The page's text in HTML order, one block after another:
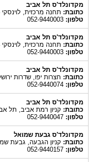
מקדונלד'ס תל אביב
כתובת:תחנה מרכזית, לוינסקי 108, תל אביב
טלפון:052-9440003
מקדונלד'ס תל אביב
כתובת:תחנה מרכזית, לוינסקי 108, תל אביב
טלפון:052-9440003
מקדונלד'ס תל אביב
כתובת:חצרות יפו, שדרות ירושלים 15, תל
טלפון:052-9440074
מקדונלד'ס תל אביב
כתובת:קניון רמת אביב, תל
טלפון:052-9440047
מקדונלד'ס גבעת שמואל
כתובת:קניון הגבעה, גבעת
טלפון:052-9440157